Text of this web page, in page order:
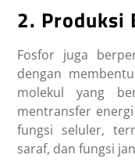
2. Produksi
Fosfor juga
dengan
molekul yang
mentransfer
fungsi seluler,
saraf, dan fungsi